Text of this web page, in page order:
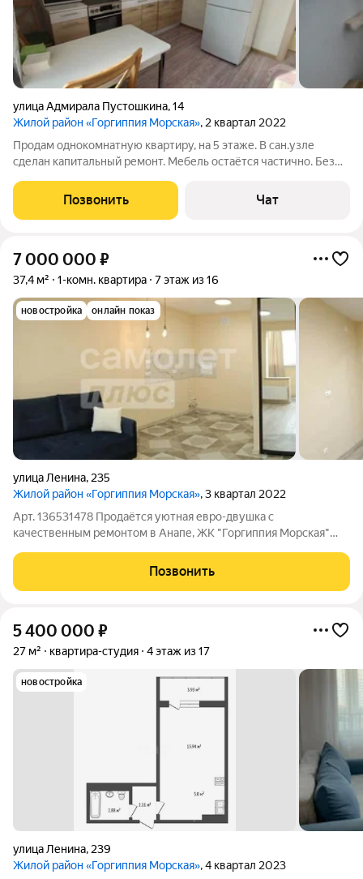
улица Адмирала Пустошкина,14
Жилой район «Горгиппия Морская», 2 квартал 2022
Продам однокомнатную квартиру, на 5 этаже. В сан.узле
сделан капитальный ремонт. Мебель остаётся частично. Без
Договор с агенствами не заключаю. Если не дозвонились, то
пишите. Торг возможен
Позвонить Чат
7 000 000 ₽
37,4 м² 1-комн. квартира 7 этаж из 16
новостройка онлайн показ
улица Ленина, 235
Жилой район «Горгиппия Морская», 3 квартал 2022
Арт. 136531478 Продаётся уютная евро-двушка с
качественным ремонтом в Анапе, ЖК "Горгиппия Морская"
комфортной жизни или выгодной инвестиции! О
квартире:Площадь: 37,4 м Этаж: 7 из 16 Планировка:
Позвонить
5 400 000 ₽
27 м² квартира-студия 4 этаж из 17
новостройка
улица Ленина, 239
Жилой район «Горгиппия Морская», 4 квартал 2023